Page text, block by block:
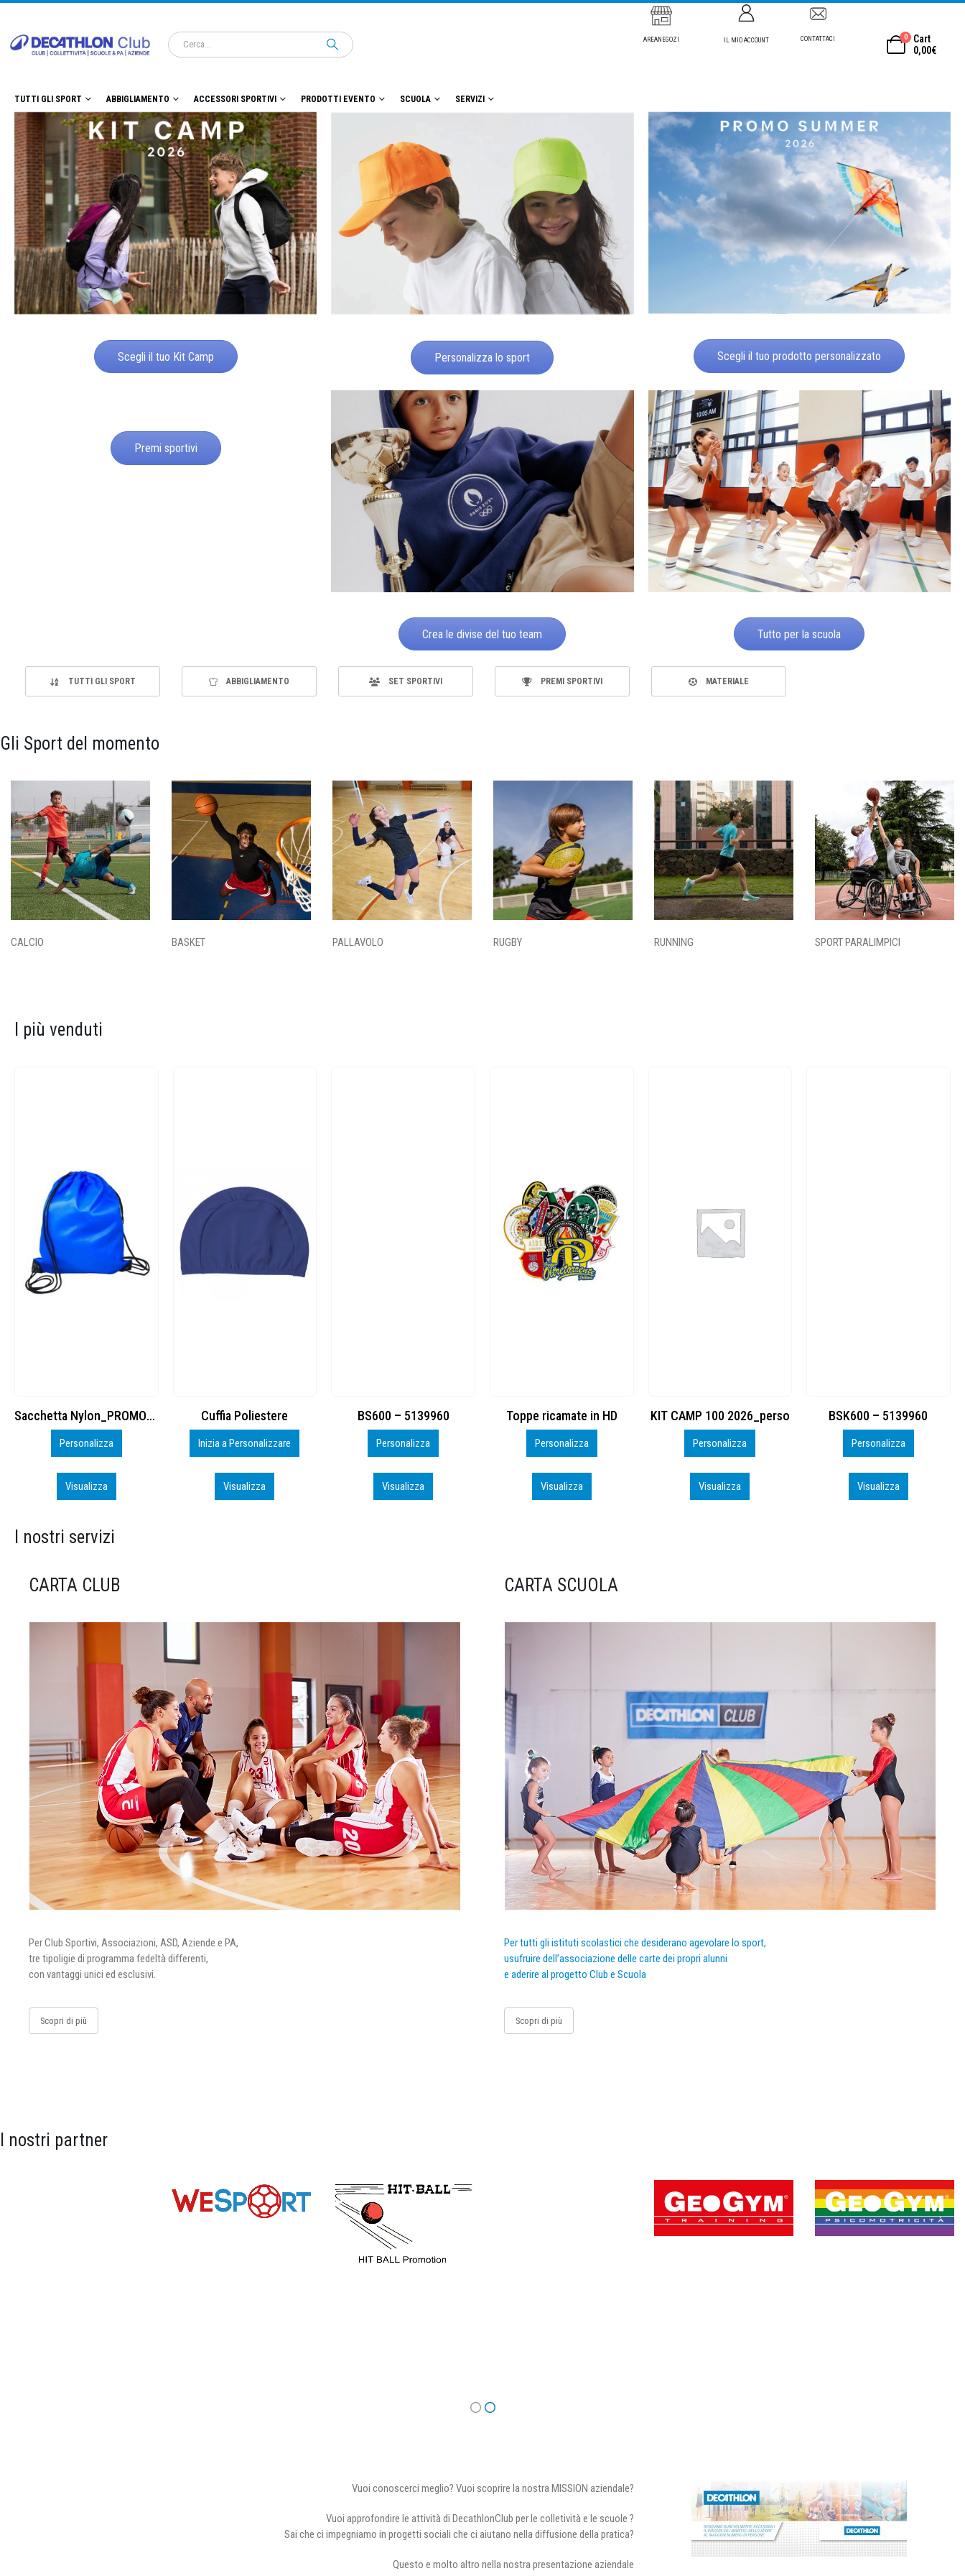
AREANEGOZI IL MIO ACCOUNT CONTATTACI 0
Cart
0,00€
TUTTI GLI SPORT ABBIGLIAMENTO ACCESSORI SPORTIVI PRODOTTI EVENTO SCUOLA SERVIZI
Scegli il tuo Kit Camp Personalizza lo sport Scegli il tuo prodotto personalizzato
Premi sportivi
Crea le divise del tuo team Tutto per la scuola
TUTTI GLI SPORT ABBIGLIAMENTO SET SPORTIVI PREMI SPORTIVI MATERIALE
Gli Sport del momento
CALCIO BASKET PALLAVOLO RUGBY RUNNING SPORT PARALIMPICI
I più venduti
Cuffia Poliestere
Inizia a Personalizzare
Visualizza
BS600 – 5139960
Personalizza
Visualizza
Toppe ricamate in HD
Personalizza
Visualizza
KIT CAMP 100 2026_perso
Personalizza
Visualizza
BSK600 – 5139960
Personalizza
Visualizza
DTF
Personalizza
Visualizza
I nostri servizi
CARTA CLUB
Per Club Sportivi, Associazioni, ASD, Aziende e PA,
tre tipoligie di programma fedeltà differenti,
con vantaggi unici ed esclusivi.
Scopri di più
CARTA SCUOLA
Per tutti gli istituti scolastici che desiderano agevolare lo sport,
usufruire dell’associazione delle carte dei propri alunni
e aderire al progetto Club e Scuola
Scopri di più
I nostri partner
Vuoi conoscerci meglio? Vuoi scoprire la nostra MISSION aziendale?
Vuoi approfondire le attività di DecathlonClub per le colletività e le scuole ?
Sai che ci impegniamo in progetti sociali che ci aiutano nella diffusione della pratica?
Questo e molto altro nella nostra presentazione aziendale